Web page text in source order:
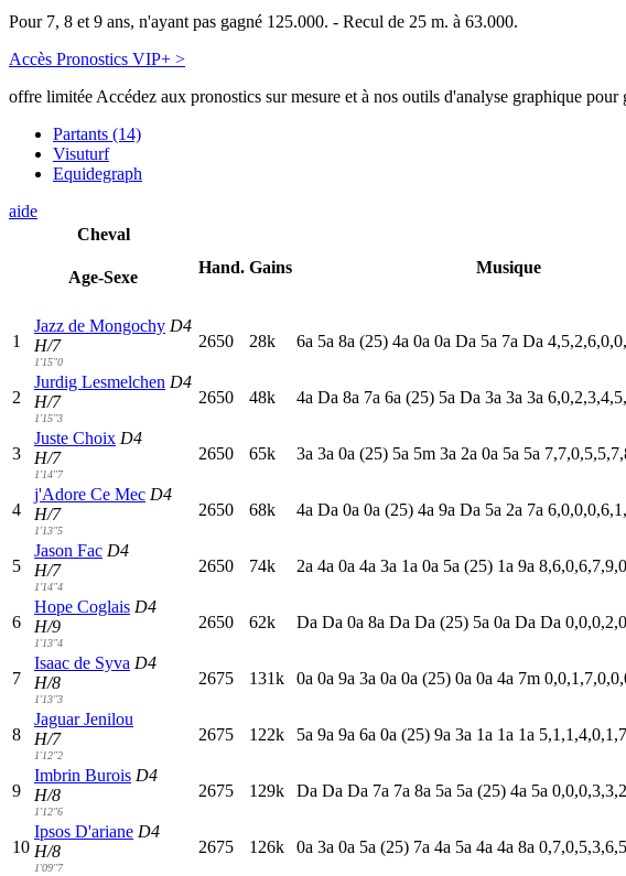
Pour 7, 8 et 9 ans, n'ayant pas gagné 125.000. - Recul de 25 m. à 63.000.
Accès Pronostics VIP+ >
offre limitée Accédez aux pronostics sur mesure et à nos outils d'analyse graphique pour
Partants (14)
Visuturf
Equidegraph
aide
Cheval
Age-Sexe
Hand. Gains Musique
1
Jazz de Mongochy D4
H/7
1'15"0
2650 28k 6a 5a 8a (25) 4a 0a 0a Da 5a 7a Da
2
Jurdig Lesmelchen D4
H/7
1'15"3
2650 48k 4a Da 8a 7a 6a (25) 5a Da 3a 3a 3a
3
Juste Choix D4
H/7
1'14"7
2650 65k 3a 3a 0a (25) 5a 5m 3a 2a 0a 5a 5a
4
j'Adore Ce Mec D4
H/7
1'13"5
2650 68k 4a Da 0a 0a (25) 4a 9a Da 5a 2a 7a
5
Jason Fac D4
H/7
1'14"4
2650 74k 2a 4a 0a 4a 3a 1a 0a 5a (25) 1a 9a
6
Hope Coglais D4
H/9
1'13"4
2650 62k Da Da 0a 8a Da Da (25) 5a 0a Da Da
7
Isaac de Syva D4
H/8
1'13"3
2675 131k 0a 0a 9a 3a 0a 0a (25) 0a 0a 4a 7m
8
Jaguar Jenilou
H/7
1'12"2
2675 122k 5a 9a 9a 6a 0a (25) 9a 3a 1a 1a 1a
9
Imbrin Burois D4
H/8
1'12"6
2675 129k Da Da Da 7a 7a 8a 5a 5a (25) 4a 5a
10
Ipsos D'ariane D4
H/8
1'09"7
2675 126k 0a 3a 0a 5a (25) 7a 4a 5a 4a 4a 8a